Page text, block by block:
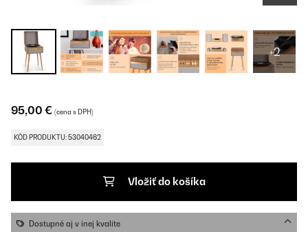
+2
95,00 € (cena s DPH)
KÓD PRODUKTU: 53040462
Vložiť do košíka
Dostupné aj v inej kvalite